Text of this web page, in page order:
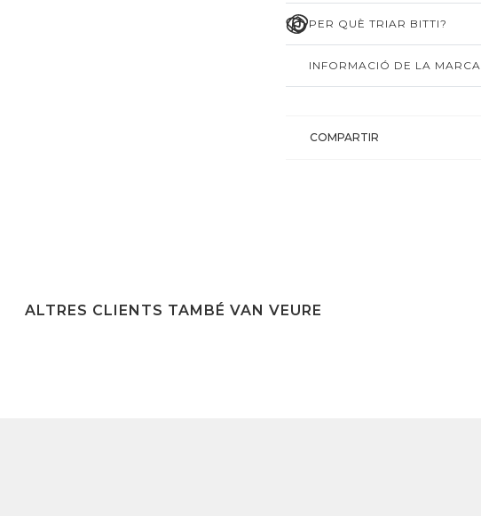
PER QUÈ TRIAR BITTI?
INFORMACIÓ DE LA MARCA
COMPARTIR
ALTRES CLIENTS TAMBÉ VAN VEURE